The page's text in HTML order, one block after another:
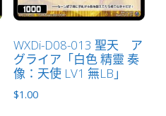
WXDi-D08-013 聖天 ア
グライア「白色 精靈 奏
像：天使 LV1 無LB」
$1.00